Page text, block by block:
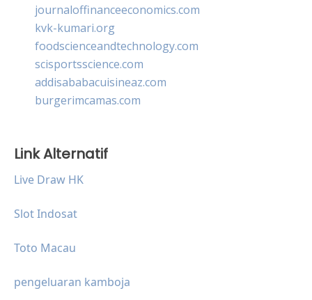
journaloffinanceeconomics.com
kvk-kumari.org
foodscienceandtechnology.com
scisportsscience.com
addisababacuisineaz.com
burgerimcamas.com
Link Alternatif
Live Draw HK
Slot Indosat
Toto Macau
pengeluaran kamboja